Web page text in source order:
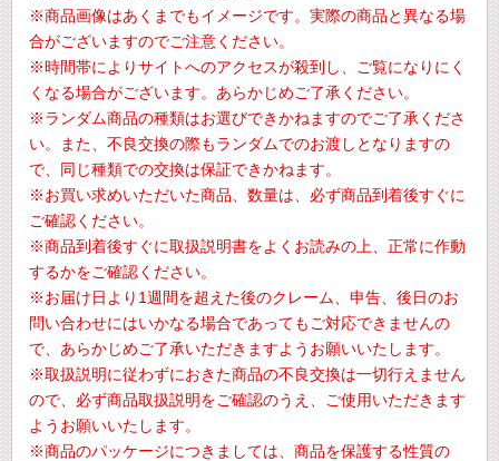
※商品画像はあくまでもイメージです。実際の商品と異なる場
合がございますのでご注意ください。
※時間帯によりサイトへのアクセスが殺到し、ご覧になりにく
くなる場合がございます。あらかじめご了承ください。
※ランダム商品の種類はお選びできかねますのでご了承くださ
い。また、不良交換の際もランダムでのお渡しとなりますの
で、同じ種類での交換は保証できかねます。
※お買い求めいただいた商品、数量は、必ず商品到着後すぐに
ご確認ください。
※商品到着後すぐに取扱説明書をよくお読みの上、正常に作動
するかをご確認ください。
※お届け日より1週間を超えた後のクレーム、申告、後日のお
問い合わせにはいかなる場合であってもご対応できませんの
で、あらかじめご了承いただきますようお願いいたします。
※取扱説明に従わずにおきた商品の不良交換は一切行えません
ので、必ず商品取扱説明をご確認のうえ、ご使用いただきます
ようお願いいたします。
※商品のパッケージにつきましては、商品を保護する性質の